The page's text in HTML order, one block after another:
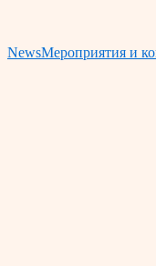
NewsМероприятия и